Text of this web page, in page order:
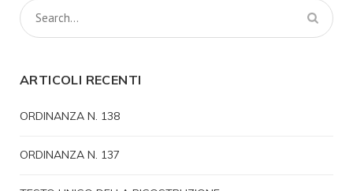
ARTICOLI RECENTI
ORDINANZA N. 138
ORDINANZA N. 137